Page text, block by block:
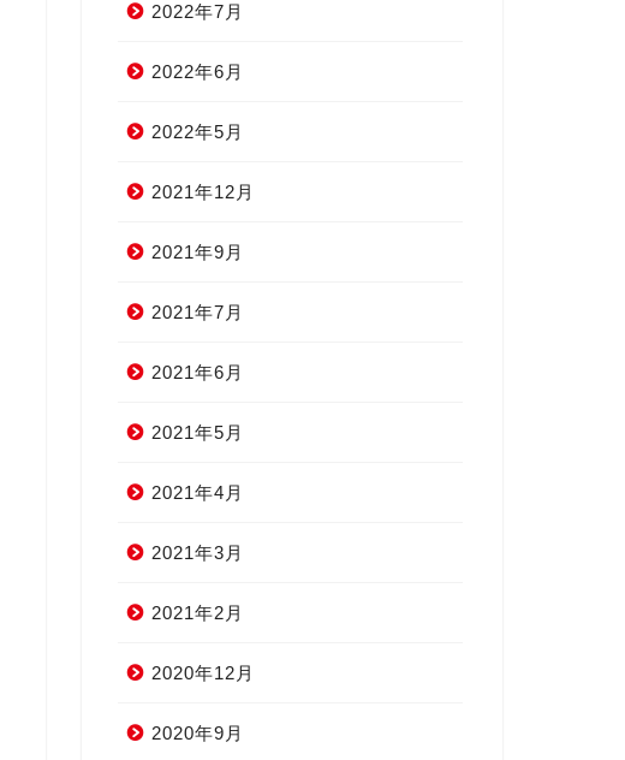
2022年7月
2022年6月
2022年5月
2021年12月
2021年9月
2021年7月
2021年6月
2021年5月
2021年4月
2021年3月
2021年2月
2020年12月
2020年9月